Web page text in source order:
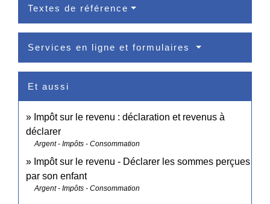
Textes de référence
Services en ligne et formulaires
Et aussi
Impôt sur le revenu : déclaration et revenus à
déclarer
Argent - Impôts - Consommation
Impôt sur le revenu - Déclarer les sommes perçues
par son enfant
Argent - Impôts - Consommation